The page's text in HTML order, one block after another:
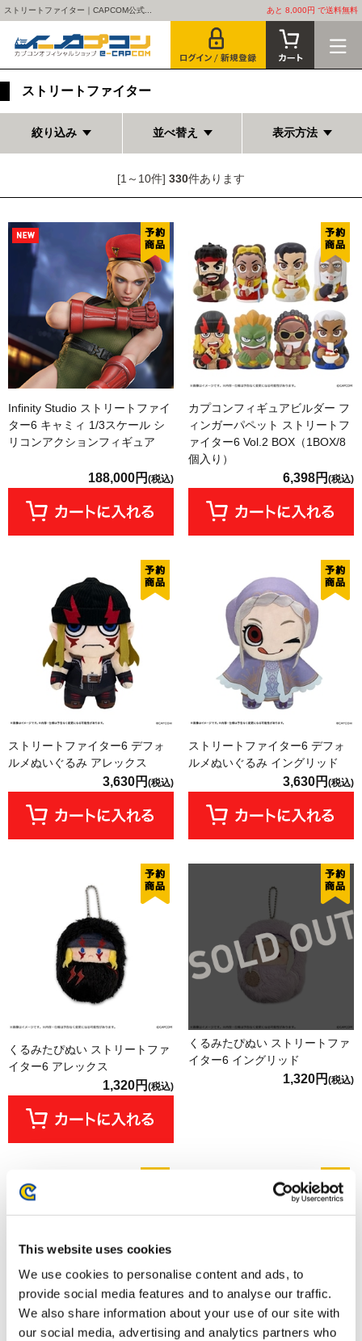
This website uses cookies
We use cookies to personalise content and ads, to
provide social media features and to analyse our traffic.
We also share information about your use of our site with
our social media, advertising and analytics partners who
ストリートファイター｜CAPCOM公式... あと 8,000円 で送料無料
ストリートファイター
絞り込み 並べ替え 表示方法
[1～10件] 330件あります
Infinity Studio ストリートファイ
ター6 キャミィ 1/3スケール シ
リコンアクションフィギュア
188,000円 (税込)
カプコンフィギュアビルダー フ
ィンガーパペット ストリートフ
ァイター6 Vol.2 BOX（1BOX/8
個入り）
6,398円 (税込)
ストリートファイター6 デフォ
ルメぬいぐるみ アレックス
3,630円 (税込)
ストリートファイター6 デフォ
ルメぬいぐるみ イングリッド
3,630円 (税込)
くるみたぴぬい ストリートファ
イター6 アレックス
1,320円 (税込)
くるみたぴぬい ストリートファ
イター6 イングリッド
1,320円 (税込)